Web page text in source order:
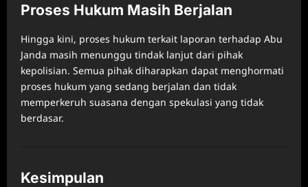
Proses Hukum Masih Berjalan
Hingga kini, proses hukum terkait laporan terhadap Abu
Janda masih menunggu tindak lanjut dari pihak
kepolisian. Semua pihak diharapkan dapat menghormati
proses hukum yang sedang berjalan dan tidak
memperkeruh suasana dengan spekulasi yang tidak
berdasar.
Kesimpulan